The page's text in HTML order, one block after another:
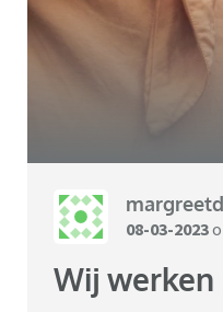
08-03-2023
Wij werken